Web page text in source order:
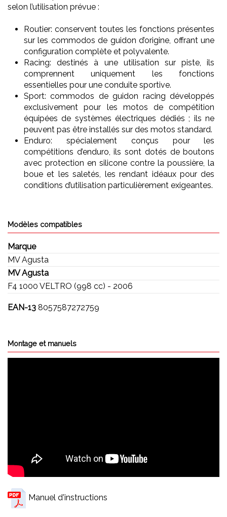
selon l’utilisation prévue :
Routier: conservent toutes les fonctions présentes
sur les commodos de guidon d’origine, offrant une
configuration complète et polyvalente.
Racing: destinés à une utilisation sur piste, ils
comprennent uniquement les fonctions
essentielles pour une conduite sportive.
Sport: commodos de guidon racing développés
exclusivement pour les motos de compétition
équipées de systèmes électriques dédiés ; ils ne
peuvent pas être installés sur des motos standard.
Enduro: spécialement conçus pour les
compétitions d’enduro, ils sont dotés de boutons
avec protection en silicone contre la poussière, la
boue et les saletés, les rendant idéaux pour des
conditions d’utilisation particulièrement exigeantes.
Modèles compatibles
Marque
MV Agusta
MV Agusta
F4 1000 VELTRO (998 cc) - 2006
EAN-13 8057587272759
Montage et manuels
Manuel d'instructions